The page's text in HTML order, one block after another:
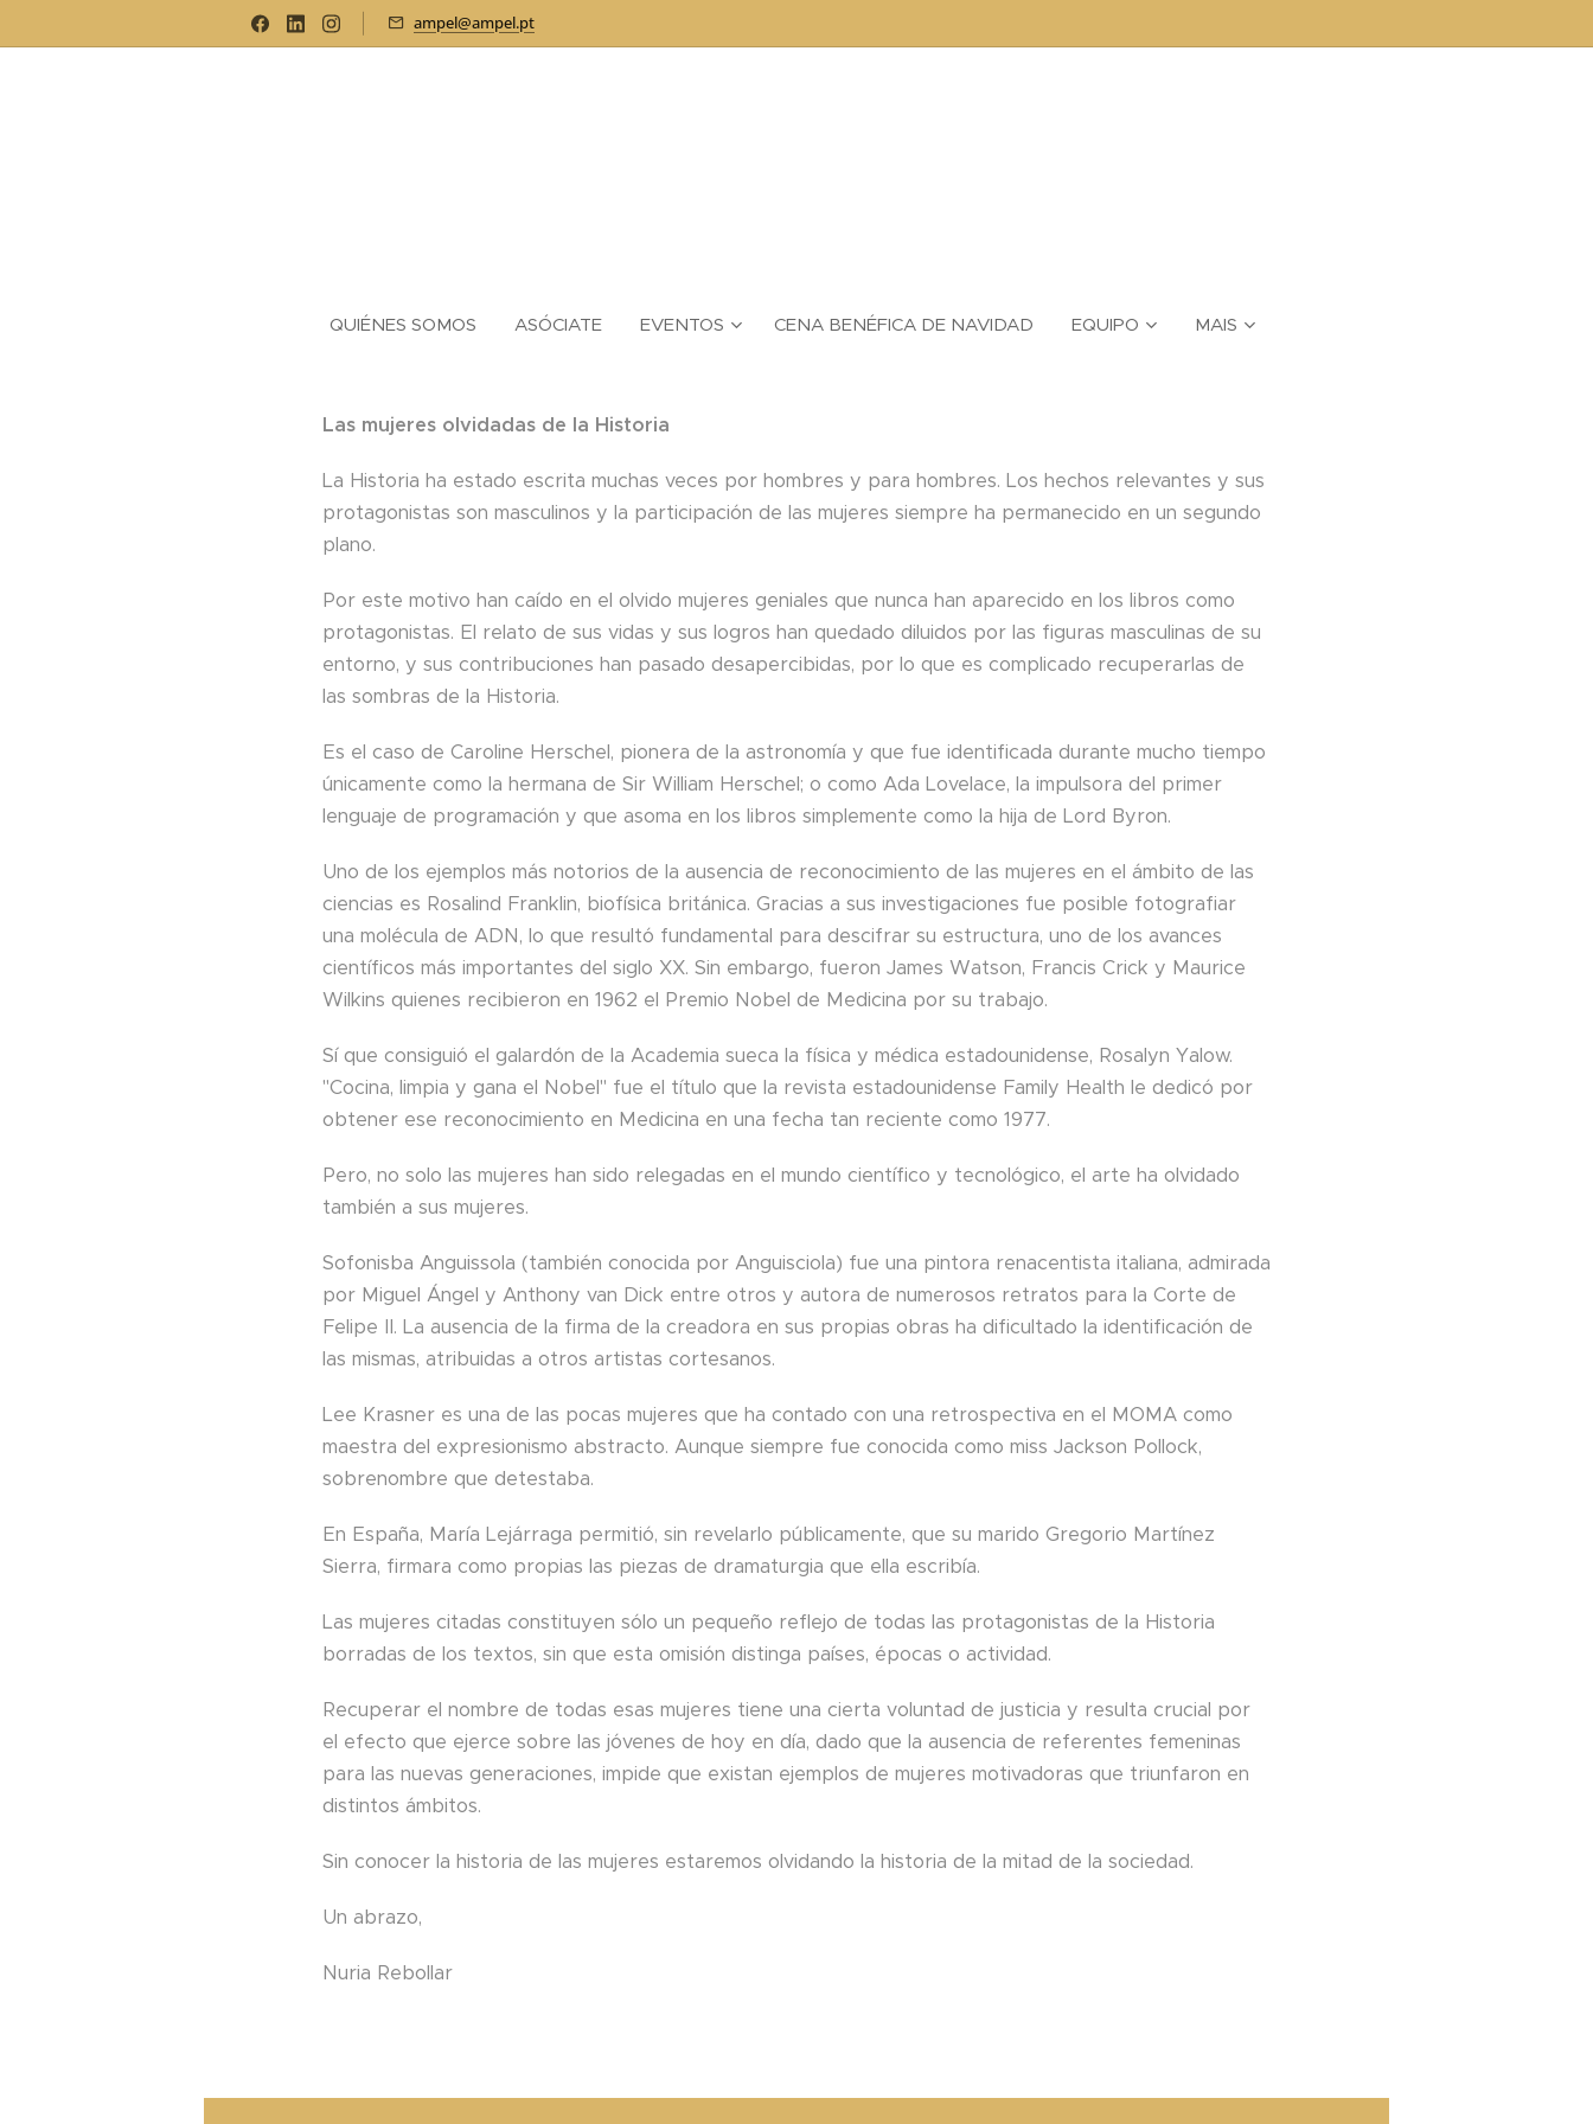
ampel@ampel.pt
QUIÉNES SOMOS ASÓCIATE EVENTOS CENA BENÉFICA DE NAVIDAD EQUIPO MAIS
Las mujeres olvidadas de la Historia
La Historia ha estado escrita muchas veces por hombres y para hombres. Los hechos relevantes y sus
protagonistas son masculinos y la participación de las mujeres siempre ha permanecido en un segundo
plano.
Por este motivo han caído en el olvido mujeres geniales que nunca han aparecido en los libros como
protagonistas. El relato de sus vidas y sus logros han quedado diluidos por las figuras masculinas de su
entorno, y sus contribuciones han pasado desapercibidas, por lo que es complicado recuperarlas de
las sombras de la Historia.
Es el caso de Caroline Herschel, pionera de la astronomía y que fue identificada durante mucho tiempo
únicamente como la hermana de Sir William Herschel; o como Ada Lovelace, la impulsora del primer
lenguaje de programación y que asoma en los libros simplemente como la hija de Lord Byron.
Uno de los ejemplos más notorios de la ausencia de reconocimiento de las mujeres en el ámbito de las
ciencias es Rosalind Franklin, biofísica británica. Gracias a sus investigaciones fue posible fotografiar
una molécula de ADN, lo que resultó fundamental para descifrar su estructura, uno de los avances
científicos más importantes del siglo XX. Sin embargo, fueron James Watson, Francis Crick y Maurice
Wilkins quienes recibieron en 1962 el Premio Nobel de Medicina por su trabajo.
Sí que consiguió el galardón de la Academia sueca la física y médica estadounidense, Rosalyn Yalow.
"Cocina, limpia y gana el Nobel" fue el título que la revista estadounidense Family Health le dedicó por
obtener ese reconocimiento en Medicina en una fecha tan reciente como 1977.
Pero, no solo las mujeres han sido relegadas en el mundo científico y tecnológico, el arte ha olvidado
también a sus mujeres.
Sofonisba Anguissola (también conocida por Anguisciola) fue una pintora renacentista italiana, admirada
por Miguel Ángel y Anthony van Dick entre otros y autora de numerosos retratos para la Corte de
Felipe II. La ausencia de la firma de la creadora en sus propias obras ha dificultado la identificación de
las mismas, atribuidas a otros artistas cortesanos.
Lee Krasner es una de las pocas mujeres que ha contado con una retrospectiva en el MOMA como
maestra del expresionismo abstracto. Aunque siempre fue conocida como miss Jackson Pollock,
sobrenombre que detestaba.
En España, María Lejárraga permitió, sin revelarlo públicamente, que su marido Gregorio Martínez
Sierra, firmara como propias las piezas de dramaturgia que ella escribía.
Las mujeres citadas constituyen sólo un pequeño reflejo de todas las protagonistas de la Historia
borradas de los textos, sin que esta omisión distinga países, épocas o actividad.
Recuperar el nombre de todas esas mujeres tiene una cierta voluntad de justicia y resulta crucial por
el efecto que ejerce sobre las jóvenes de hoy en día, dado que la ausencia de referentes femeninas
para las nuevas generaciones, impide que existan ejemplos de mujeres motivadoras que triunfaron en
distintos ámbitos.
Sin conocer la historia de las mujeres estaremos olvidando la historia de la mitad de la sociedad.
Un abrazo,
Nuria Rebollar